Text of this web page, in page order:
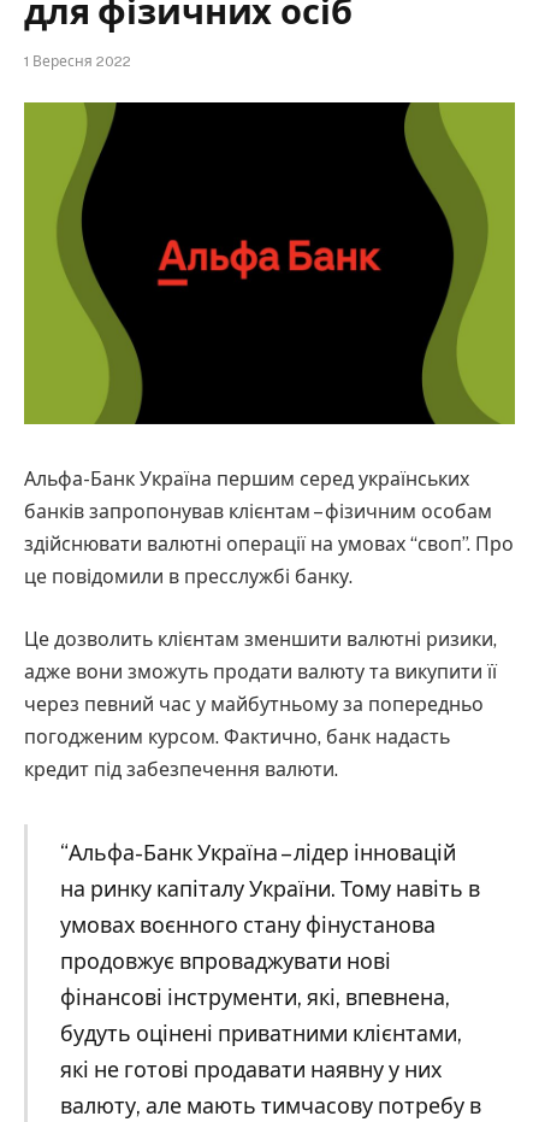
для фізичних осіб
1 Вересня 2022
Альфа-Банк Україна першим серед українських
банків запропонував клієнтам – фізичним особам
здійснювати валютні операції на умовах “своп”. Про
це повідомили в пресслужбі банку.
Це дозволить клієнтам зменшити валютні ризики,
адже вони зможуть продати валюту та викупити її
через певний час у майбутньому за попередньо
погодженим курсом. Фактично, банк надасть
кредит під забезпечення валюти.
“Альфа-Банк Україна – лідер інновацій
на ринку капіталу України. Тому навіть в
умовах воєнного стану фінустанова
продовжує впроваджувати нові
фінансові інструменти, які, впевнена,
будуть оцінені приватними клієнтами,
які не готові продавати наявну у них
валюту, але мають тимчасову потребу в